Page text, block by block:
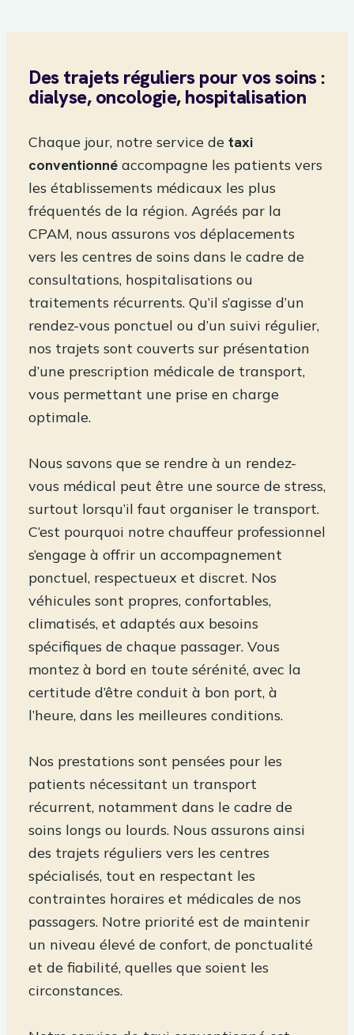
Des trajets réguliers pour vos soins :
dialyse, oncologie, hospitalisation
Chaque jour, notre service de taxi
conventionné accompagne les patients vers
les établissements médicaux les plus
fréquentés de la région. Agréés par la
CPAM, nous assurons vos déplacements
vers les centres de soins dans le cadre de
consultations, hospitalisations ou
traitements récurrents. Qu’il s’agisse d’un
rendez-vous ponctuel ou d’un suivi régulier,
nos trajets sont couverts sur présentation
d’une prescription médicale de transport,
vous permettant une prise en charge
optimale.
Nous savons que se rendre à un rendez-
vous médical peut être une source de stress,
surtout lorsqu’il faut organiser le transport.
C’est pourquoi notre chauffeur professionnel
s’engage à offrir un accompagnement
ponctuel, respectueux et discret. Nos
véhicules sont propres, confortables,
climatisés, et adaptés aux besoins
spécifiques de chaque passager. Vous
montez à bord en toute sérénité, avec la
certitude d’être conduit à bon port, à
l’heure, dans les meilleures conditions.
Nos prestations sont pensées pour les
patients nécessitant un transport
récurrent, notamment dans le cadre de
soins longs ou lourds. Nous assurons ainsi
des trajets réguliers vers les centres
spécialisés, tout en respectant les
contraintes horaires et médicales de nos
passagers. Notre priorité est de maintenir
un niveau élevé de confort, de ponctualité
et de fiabilité, quelles que soient les
circonstances.